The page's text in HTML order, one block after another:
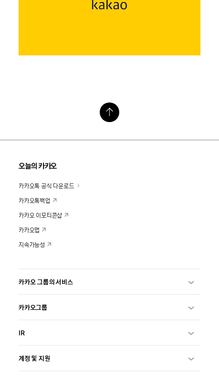
오늘의 카카오
카카오톡 공식 다운로드
카카오톡백업
카카오 이모티콘샵
카카오맵
지속가능성
카카오 그룹의 서비스
카카오그룹
IR
계정 및 지원